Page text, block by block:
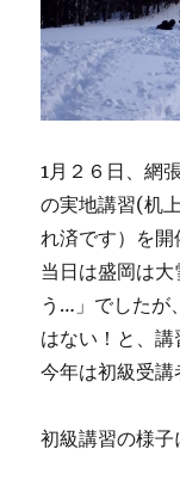
1月２６日、網
の実地講習(机
れ済です）を開
当日は盛岡は
う…」でしたが
はない！と、講
今年は初級受講
初級講習の様子